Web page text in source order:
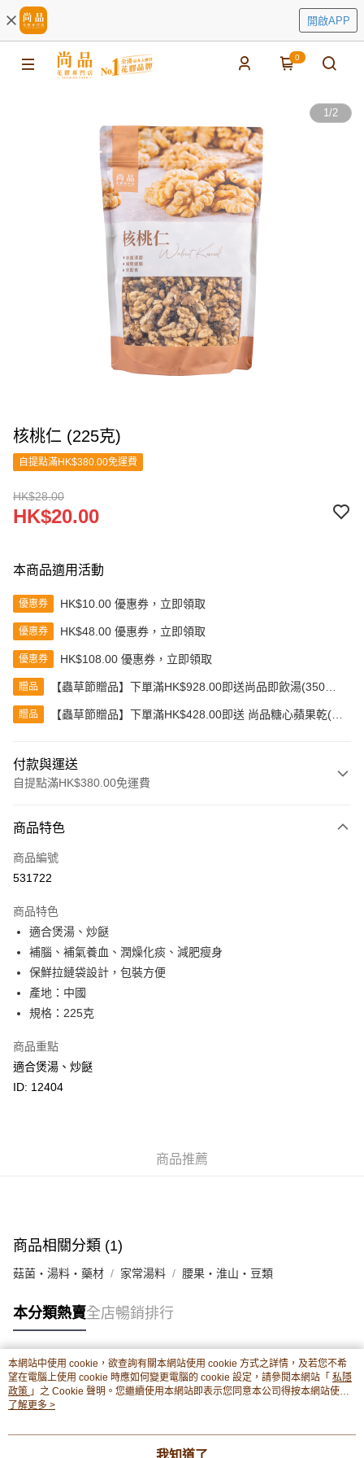
開啟APP
0
1/2
核桃仁 (225克)
自提點滿HK$380.00免運費
HK$28.00
HK$20.00
本商品適用活動
優惠券 HK$10.00 優惠券，立即領取
優惠券 HK$48.00 優惠券，立即領取
優惠券 HK$108.00 優惠券，立即領取
贈品
【蟲草節贈品】下單滿HK$928.00即送尚品即飲湯(350克)
贈品
【蟲草節贈品】下單滿HK$428.00即送 尚品糖心蘋果乾(80
付款與運送
自提點滿HK$380.00免運費
信用卡
Apple Pay
AlipayHK
PayMe
WeChat Pay
BoC Pay
其他轉帳方式
相關說明
轉數快識別碼(FPS ID)：4042362 中國銀行戶口：012-875-1-240680-7 匯
物流公司會改派其他自取點或其他配送方式。)
每筆HK$80.00，滿HK$380.00或以上免運費
付款後門市自取 (3-6天可到店取) (取貨請自備購物袋)
每筆HK$80.00，滿HK$380.00或以上免運費
商品特色
商品編號
531722
商品特色
適合煲湯、炒餸
補腦、補氣養血、潤燥化痰、減肥瘦身
保鮮拉鏈袋設計，包裝方便
產地：中國
規格：225克
商品重點
適合煲湯、炒餸
ID: 12404
商品推薦
商品相關分類 (1)
菇菌・湯料・藥材 家常湯料 腰果・淮山・豆類
本分類熱賣全店暢銷排行
熱門標籤
熱銷排行
本網站中使用 cookie，欲查詢有關本網站使用 cookie 方式之詳情，及若您不希
望在電腦上使用 cookie 時應如何變更電腦的 cookie 設定，請參閱本網站「 私隱
政策 」之 Cookie 聲明。您繼續使用本網站即表示您同意本公司得按本網站使用
條款之 Cookie 聲明使用 cookie。
了解更多 >
我知道了